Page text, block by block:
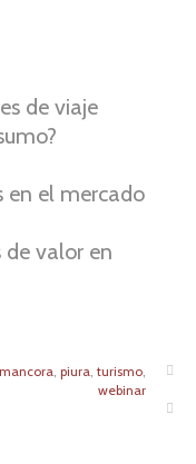
de viaje
en el mercado
valor en
mancora, piura, turismo,
webinar